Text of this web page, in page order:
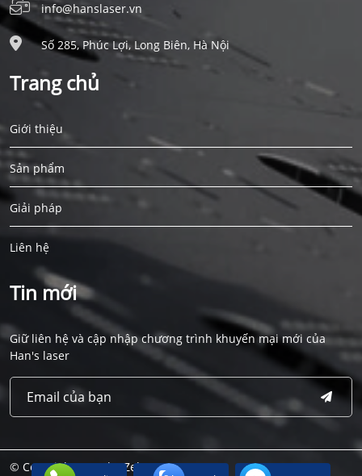
info@hanslaser.vn
Số 285, Phúc Lợi, Long Biên, Hà Nội
Trang chủ
Giới thiệu
Sản phẩm
Giải pháp
Liên hệ
Tin mới
Giữ liên hệ và cập nhập chương trình khuyến mại mới của
Han's laser
© Copyright 2022 by Zek Agency